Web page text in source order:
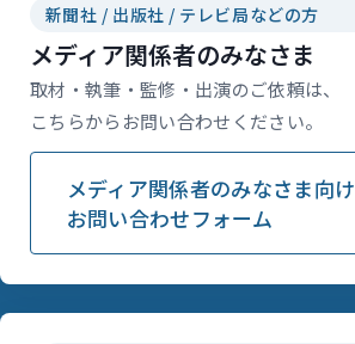
新聞社 / 出版社 / テレビ局などの方
メディア関係者のみなさま
取材・執筆・監修・出演のご依頼は、
こちらからお問い合わせください。
メディア関係者のみなさま向け
お問い合わせフォーム